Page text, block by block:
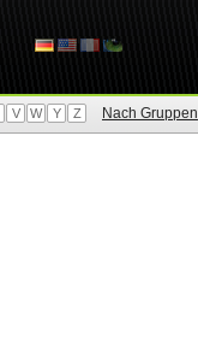
V W Y Z Nach Gruppen